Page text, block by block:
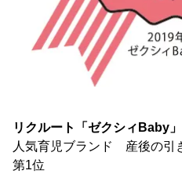
リクルート「ゼクシィBaby」
人気育児ブランド 産後の引
第1位